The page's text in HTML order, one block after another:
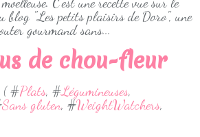
blog "Les petits plaisirs de Doro", une
gourmand sans...
de chou-fleur
( #Plats, #Légumineuses,
Sans gluten, #WeightWatchers,